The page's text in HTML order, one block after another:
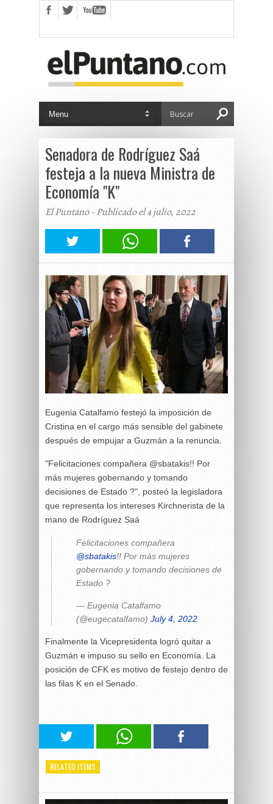
Senadora de Rodríguez Saá
festeja a la nueva Ministra de
Economía "K"
El Puntano - Publicado el 4 julio, 2022
Eugenia Catalfamo festejó la imposición de
Cristina en el cargo más sensible del gabinete
después de empujar a Guzmán a la renuncia.
"Felicitaciones compañera @sbatakis!! Por
más mujeres gobernando y tomando
decisiones de Estado ?", posteó la legisladora
que representa los intereses Kirchnerista de la
mano de Rodríguez Saá
Felicitaciones compañera
@sbatakis!! Por más mujeres
gobernando y tomando decisiones de
Estado ?
— Eugenia Catalfamo
(@eugecatalfamo) July 4, 2022
Finalmente la Vicepresidenta logró quitar a
Guzmán e impuso su sello en Economía. La
posición de CFK es motivo de festejo dentro de
las filas K en el Senado.
RELATED ITEMS